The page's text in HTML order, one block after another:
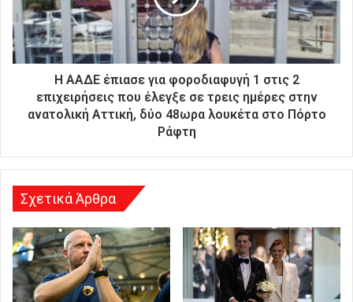
ι
ε
ύ
Η ΑΑΔΕ έπιασε για φοροδιαφυγή 1 στις 2
επιχειρήσεις που έλεγξε σε τρεις ημέρες στην
ανατολική Αττική, δύο 48ωρα λουκέτα στο Πόρτο
Ράφτη
Σχετικά Άρθρα